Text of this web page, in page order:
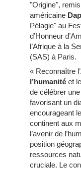
"Origine",
américaine
Pélagie" au
d’Honneur
l’Afrique à la
(SAS) à Paris.
« Reconnaître
l’humanité et
de célébrer
favorisant un
encourageant
continent aux
l’avenir de
position
ressources
cruciale. Le